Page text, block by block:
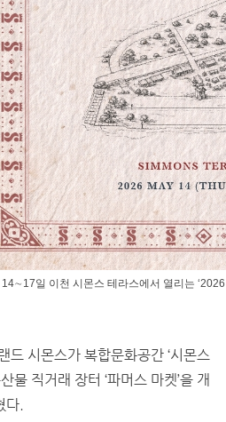
14∼17일 이천 시몬스 테라스에서 열리는
드 시몬스가 복합문화공간 ‘시몬스
물 직거래 장터 ‘파머스 마켓’을 개
다.